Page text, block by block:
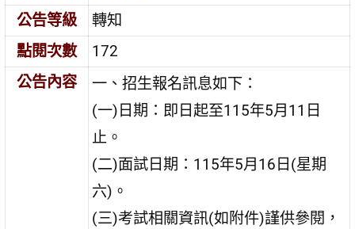
公告等級
轉知
點閱次數
172
公告內容
一、招生報名訊息如下：
(一)日期：即日起至115年5月11日
止。
(二)面試日期：115年5月16日(星期
六)。
(三)考試相關資訊(如附件)謹供參閱，